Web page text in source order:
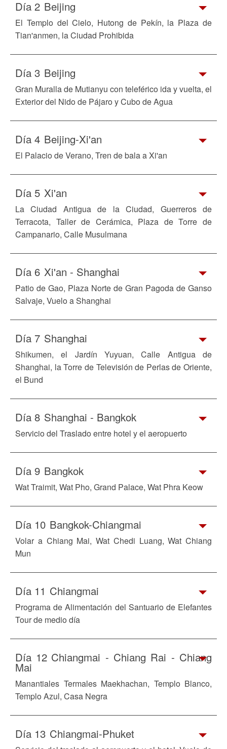
Día 2 Beijing
El Templo del Cielo, Hutong de Pekín, la Plaza de
Tian'anmen, la Ciudad Prohibida
Día 3 Beijing
Gran Muralla de Mutianyu con teleférico ida y vuelta, el
Exterior del Nido de Pájaro y Cubo de Agua
Día 4 Beijing-Xi'an
El Palacio de Verano, Tren de bala a Xi'an
Día 5 Xi'an
La Ciudad Antigua de la Ciudad, Guerreros de
Terracota, Taller de Cerámica, Plaza de Torre de
Campanario, Calle Musulmana
Día 6 Xi'an - Shanghai
Patio de Gao, Plaza Norte de Gran Pagoda de Ganso
Salvaje, Vuelo a Shanghai
Día 7 Shanghai
Shikumen, el Jardín Yuyuan, Calle Antigua de
Shanghai, la Torre de Televisión de Perlas de Oriente,
el Bund
Día 8 Shanghai - Bangkok
Servicio del Traslado entre hotel y el aeropuerto
Día 9 Bangkok
Wat Traimit, Wat Pho, Grand Palace, Wat Phra Keow
Día 10 Bangkok-Chiangmai
Volar a Chiang Mai, Wat Chedi Luang, Wat Chiang
Mun
Día 11 Chiangmai
Programa de Alimentación del Santuario de Elefantes
Tour de medio día
Día 12 Chiangmai - Chiang Rai - Chiang
Mai
Manantiales Termales Maekhachan, Templo Blanco,
Templo Azul, Casa Negra
Día 13 Chiangmai-Phuket